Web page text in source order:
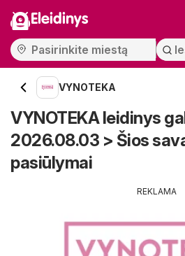
Eleidinys
VYNOTEKA
VYNOTEKA leidinys
2026.08.03 > Šios
pasiūlymai
REKLAMA